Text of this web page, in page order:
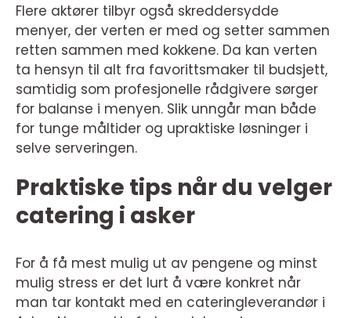
Flere aktører tilbyr også skreddersydde
menyer, der verten er med og setter sammen
retten sammen med kokkene. Da kan verten
ta hensyn til alt fra favorittsmaker til budsjett,
samtidig som profesjonelle rådgivere sørger
for balanse i menyen. Slik unngår man både
for tunge måltider og upraktiske løsninger i
selve serveringen.
Praktiske tips når du velger
catering i asker
For å få mest mulig ut av pengene og minst
mulig stress er det lurt å være konkret når
man tar kontakt med en cateringleverandør i